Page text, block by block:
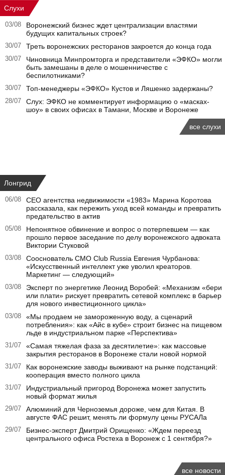
Слухи
03/08
Воронежский бизнес ждет централизации властями
будущих капитальных строек?
30/07 Треть воронежских ресторанов закроется до конца года
30/07
Чиновница Минпромторга и представители «ЭФКО» могли
быть замешаны в деле о мошенничестве с
беспилотниками?
30/07 Топ-менеджеры «ЭФКО» Кустов и Ляшенко задержаны?
28/07
Слух: ЭФКО не комментирует информацию о «масках-
шоу» в своих офисах в Тамани, Москве и Воронеже
все слухи
Лонгрид
06/08
CEO агентства недвижимости «1983» Марина Коротова
рассказала, как пережить уход всей команды и превратить
предательство в актив
05/08
Непонятное обвинение и вопрос о потерпевшем — как
прошло первое заседание по делу воронежского адвоката
Виктории Стуковой
03/08
Сооснователь CMO Club Russia Евгения Чурбанова:
«Искусственный интеллект уже уволил креаторов.
Маркетинг — следующий»
03/08
Эксперт по энергетике Леонид Воробей: «Механизм «бери
или плати» рискует превратить сетевой комплекс в барьер
для нового инвестиционного цикла»
03/08
«Мы продаем не замороженную воду, а сценарий
потребления»: как «Айс в кубе» строит бизнес на пищевом
льде в индустриальном парке «Перспектива»
31/07
«Самая тяжелая фаза за десятилетие»: как массовые
закрытия ресторанов в Воронеже стали новой нормой
31/07
Как воронежские заводы выживают на рынке подстанций:
кооперация вместо полного цикла
31/07
Индустриальный пригород Воронежа может запустить
новый формат жилья
29/07
Алюминий для Черноземья дороже, чем для Китая. В
августе ФАС решит, менять ли формулу цены РУСАЛа
29/07
Бизнес-эксперт Дмитрий Орищенко: «Ждем переезд
центрального офиса Ростеха в Воронеж с 1 сентября?»
все новости